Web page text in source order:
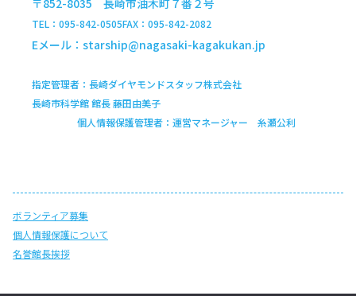
TEL 095-842-0505FAX 095-842-2082
Eメール starship@nagasaki-kagakukan.jp
指定管理者
長崎ダイヤモンドスタッフ株式会社
長崎市科学館 館長 藤田由美子
個人情報保護管理者
運営マネージャー 糸瀬公利
ボランティア募集
個人情報保護について
名誉館長挨拶